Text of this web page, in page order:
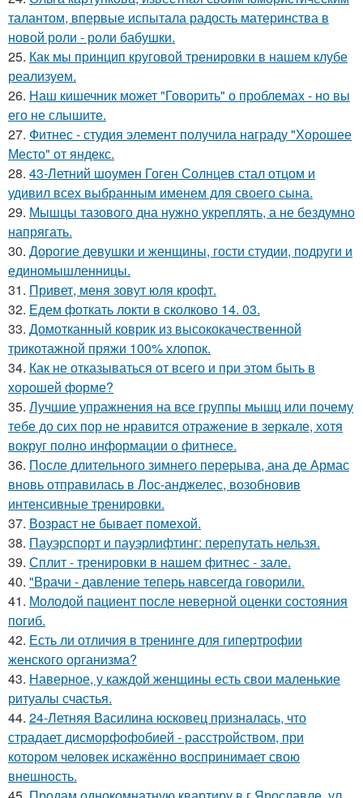
талантом, впервые испытала радость материнства в
новой роли - роли бабушки.
25. Как мы принцип круговой тренировки в нашем клубе
реализуем.
26. Наш кишечник может "Говорить" о проблемах - но вы
его не слышите.
27. Фитнес - студия элемент получила награду "Хорошее
Место" от яндекс.
28. 43-Летний шоумен Гоген Солнцев стал отцом и
удивил всех выбранным именем для своего сына.
29. Мышцы тазового дна нужно укреплять, а не бездумно
напрягать.
30. Дорогие девушки и женщины, гости студии, подруги и
единомышленницы.
31. Привет, меня зовут юля крофт.
32. Едем фоткать локти в сколково 14. 03.
33. Домотканный коврик из высококачественной
трикотажной пряжи 100% хлопок.
34. Как не отказываться от всего и при этом быть в
хорошей форме?
35. Лучшие упражнения на все группы мышц или почему
тебе до сих пор не нравится отражение в зеркале, хотя
вокруг полно информации о фитнесе.
36. После длительного зимнего перерыва, ана де Армас
вновь отправилась в Лос-анджелес, возобновив
интенсивные тренировки.
37. Возраст не бывает помехой.
38. Пауэрспорт и пауэрлифтинг: перепутать нельзя.
39. Сплит - тренировки в нашем фитнес - зале.
40. "Врачи - давление теперь навсегда говорили.
41. Молодой пациент после неверной оценки состояния
погиб.
42. Есть ли отличия в тренинге для гипертрофии
женского организма?
43. Наверное, у каждой женщины есть свои маленькие
ритуалы счастья.
44. 24-Летняя Василина юсковец призналась, что
страдает дисморфофобией - расстройством, при
котором человек искажённо воспринимает свою
внешность.